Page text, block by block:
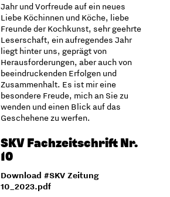
Jahr und Vorfreude auf ein neues
Liebe Köchinnen und Köche, liebe
Freunde der Kochkunst, sehr geehrte
Leserschaft, ein aufregendes Jahr
liegt hinter uns, geprägt von
Herausforderungen, aber auch von
beeindruckenden Erfolgen und
Zusammenhalt. Es ist mir eine
besondere Freude, mich an Sie zu
wenden und einen Blick auf das
Geschehene zu werfen.
SKV Fachzeitschrift Nr.
10
Download #SKV Zeitung
10_2023.pdf